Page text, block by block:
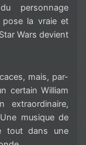
personnage
pose la vraie et
Wars devient
mais, par-
certain William
extraordinaire,
musique de
tout dans une